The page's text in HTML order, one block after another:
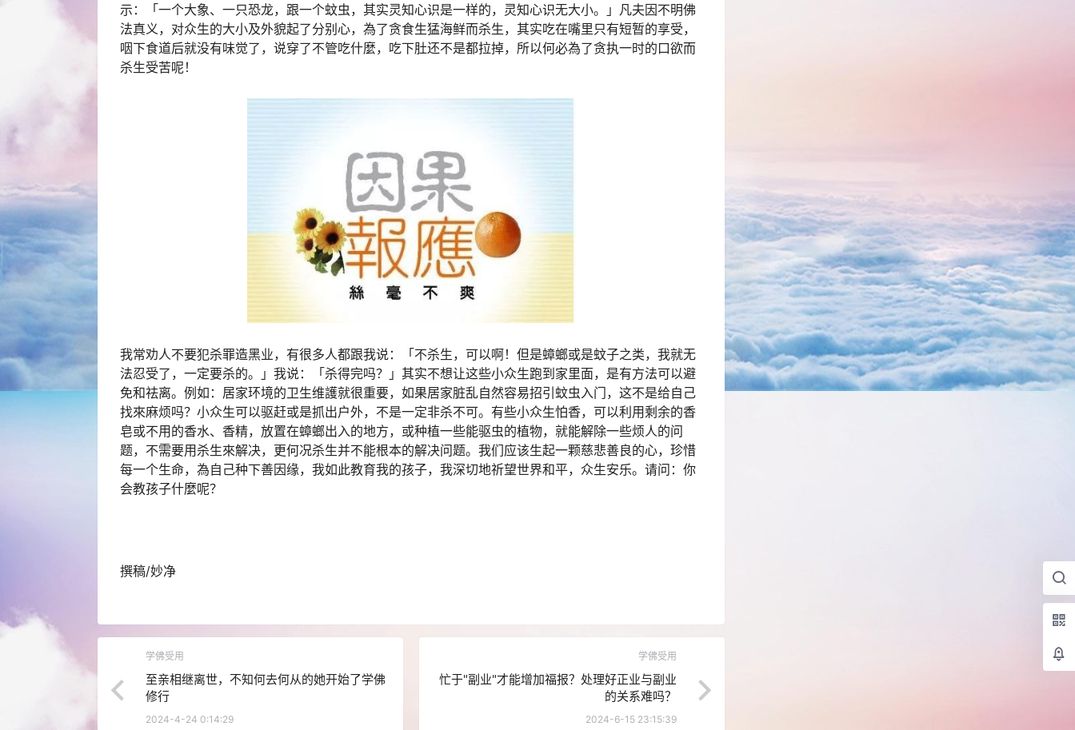
示：「一个大象、一只恐龙，跟一个蚊虫，其实灵知心识是一样的，灵知心识无大小。」凡夫因不明佛
法真义，对众生的大小及外貌起了分别心，為了贪食生猛海鲜而杀生，其实吃在嘴里只有短暂的享受，
咽下食道后就没有味觉了，说穿了不管吃什麼，吃下肚还不是都拉掉，所以何必為了贪执一时的口欲而
杀生受苦呢！
我常劝人不要犯杀罪造黑业，有很多人都跟我说：「不杀生，可以啊！但是蟑螂或是蚊子之类，我就无
法忍受了，一定要杀的。」我说：「杀得完吗？」其实不想让这些小众生跑到家里面，是有方法可以避
免和祛离。例如：居家环境的卫生维護就很重要，如果居家脏乱自然容易招引蚊虫入门，这不是给自己
找來麻烦吗？小众生可以驱赶或是抓出户外，不是一定非杀不可。有些小众生怕香，可以利用剩余的香
皂或不用的香水、香精，放置在蟑螂出入的地方，或种植一些能驱虫的植物，就能解除一些烦人的问
题，不需要用杀生來解决，更何况杀生并不能根本的解决问题。我们应该生起一颗慈悲善良的心，珍惜
每一个生命，為自己种下善因缘，我如此教育我的孩子，我深切地祈望世界和平，众生安乐。请问：你
会教孩子什麼呢？
撰稿/妙净
学佛受用
至亲相继离世，不知何去何从的她开始了学佛
修行
2024-4-24 0:14:29
学佛受用
忙于"副业"才能增加福报？处理好正业与副业
的关系难吗？
2024-6-15 23:15:39